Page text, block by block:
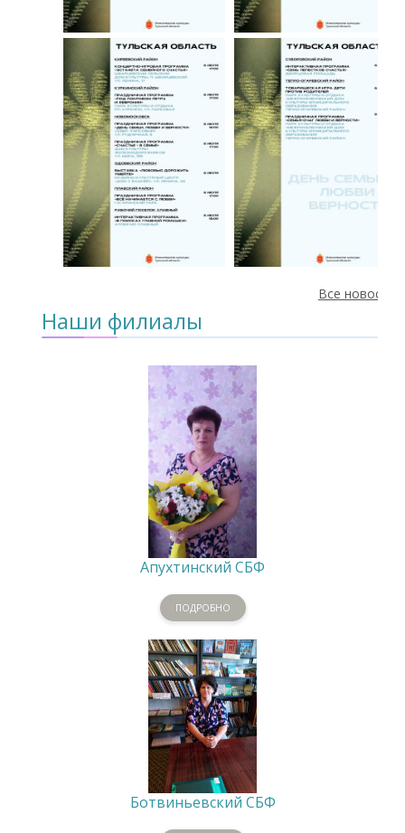
Все новости
Наши филиалы
Апухтинский СБФ
ПОДРОБНО
Ботвиньевский СБФ